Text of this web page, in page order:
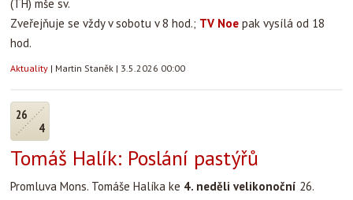
(TH) mše sv.
Zveřejňuje se vždy v sobotu v 8 hod.; TV Noe pak vysílá od 18
hod.
Aktuality | Martin Staněk | 3.5.2026 00:00
26
4
Tomáš Halík: Poslání pastýřů
Promluva Mons. Tomáše Halíka ke 4. neděli velikonoční 26.